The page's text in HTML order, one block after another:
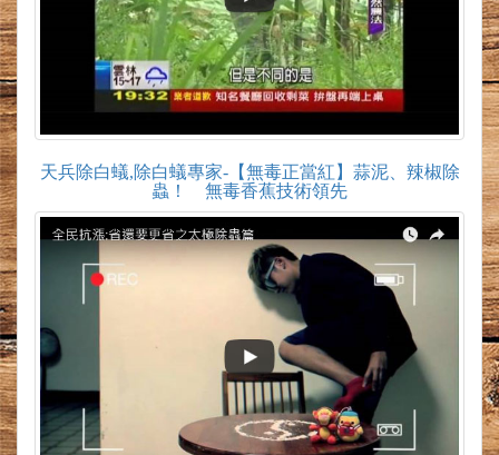
天兵除白蟻,除白蟻專家-【無毒正當紅】蒜泥、辣椒除
蟲！ 無毒香蕉技術領先